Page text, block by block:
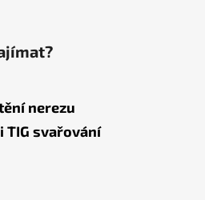
nerezu
TIG svařování